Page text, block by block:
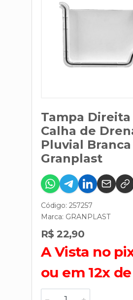
Tampa Direita
Calha de
Pluvial
Granplast
Código: 257257
Marca: GRANPLAST
R$ 22,90
A Vista no
ou em 12x de